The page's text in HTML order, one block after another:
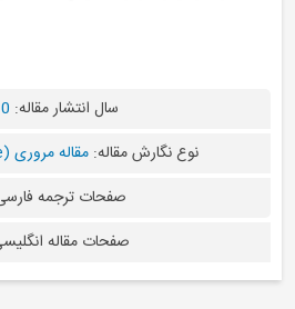
سال انتشار مقاله:2010
نوع نگارش مقاله:مقاله مروری (Review Article)
صفحات ترجمه فارسی:94
صفحات مقاله انگلیسی:86